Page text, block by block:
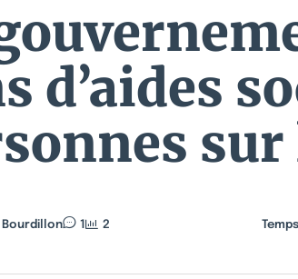
d’aides
Bourdillon 1 2